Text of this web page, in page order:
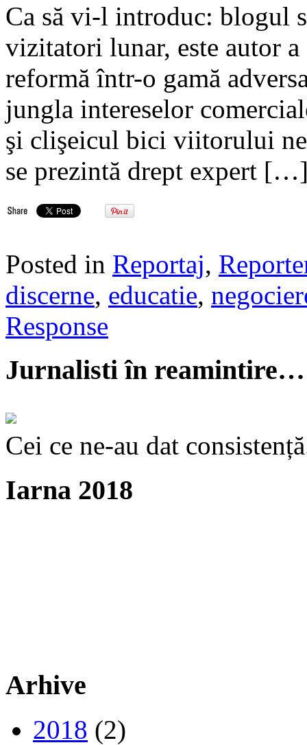
Ca să vi-l introduc: blogul
vizitatori lunar, este autor
reformă într-o gamă
jungla intereselor
şi clişeicul bici viitorului
se prezintă drept expert
Posted in Reportaj,
discerne, educatie,
Response
Jurnalisti în reamintire…
Cei ce ne-au dat
Iarna 2018
Arhive
2018 (2)